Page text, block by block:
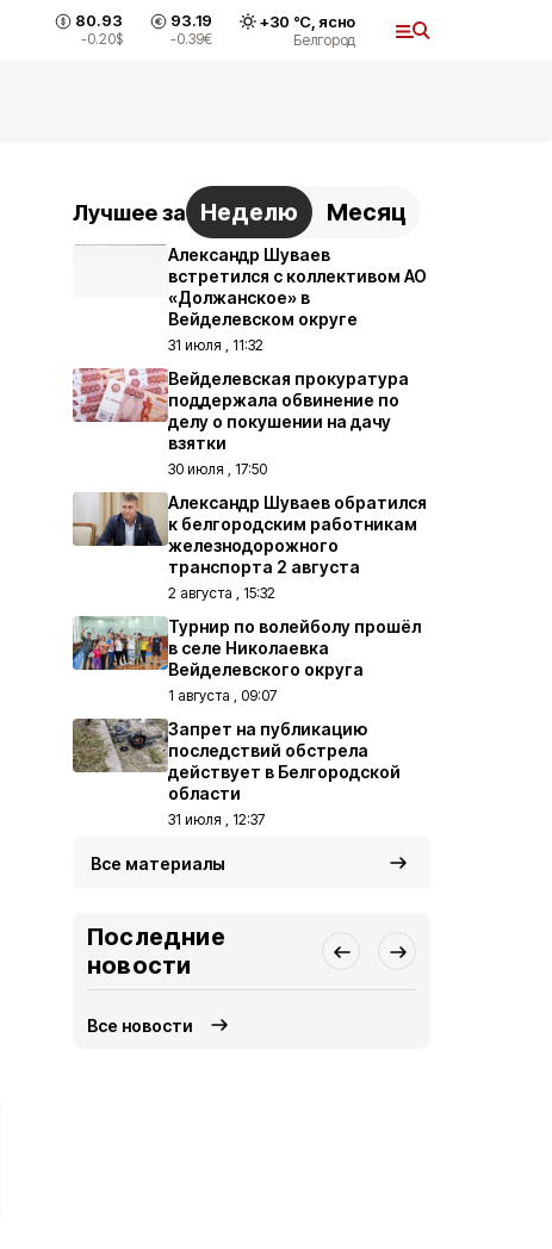
80.93
-0.20$
93.19
-0.39€
+30 °С, ясно
Белгород
Лучшее за Неделю Месяц
Александр Шуваев
встретился с коллективом АО
«Должанское» в
Вейделевском округе
31 июля , 11:32
Вейделевская прокуратура
поддержала обвинение по
делу о покушении на дачу
взятки
30 июля , 17:50
Александр Шуваев обратился
к белгородским работникам
железнодорожного
транспорта 2 августа
2 августа , 15:32
Турнир по волейболу прошёл
в селе Николаевка
Вейделевского округа
1 августа , 09:07
Запрет на публикацию
последствий обстрела
действует в Белгородской
области
31 июля , 12:37
Все материалы
Последние
новости
Все новости